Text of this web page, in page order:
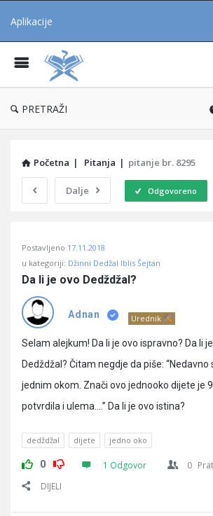
Aplikacije
PRETRAŽI
Početna | Pitanja | pitanje br. 8295
Dalje Odgovoreno
Učene
Latest
Pitanja
Postavljeno 17.11.2018
u kategoriji: Džinni Dedžal Iblis Šejtan
Da li je ovo Dedždžal?
Adnan Urednik
Selam alejkum! Da li je ovo ispravno? Da li
Dedždžal? Čitam negdje da piše:
jednim okom. Znači ovo jednooko dijete je
potvrdila i ulema….” Da li je ovo istina?
dedždžal dijete jedno oko
0 1 Odgovor 0
DIJELI